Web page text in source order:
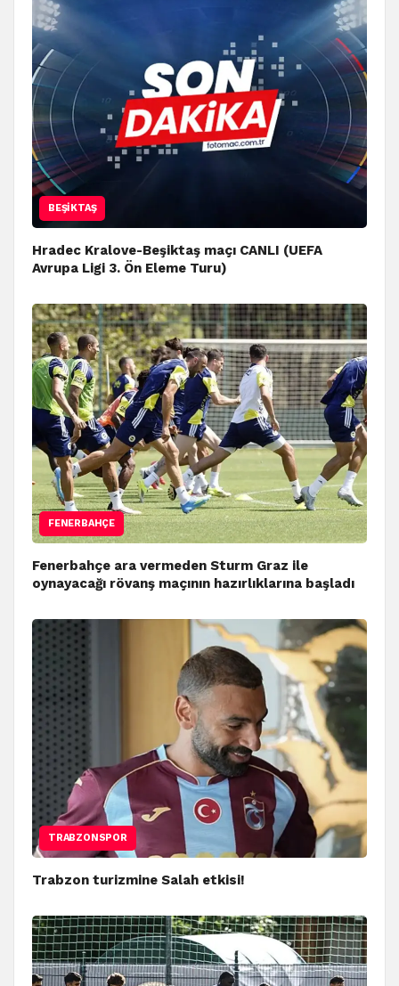
BEŞIKTAŞ
Hradec Kralove-Beşiktaş maçı CANLI (UEFA
Avrupa Ligi 3. Ön Eleme Turu)
FENERBAHÇE
Fenerbahçe ara vermeden Sturm Graz ile
oynayacağı rövanş maçının hazırlıklarına başladı
TRABZONSPOR
Trabzon turizmine Salah etkisi!